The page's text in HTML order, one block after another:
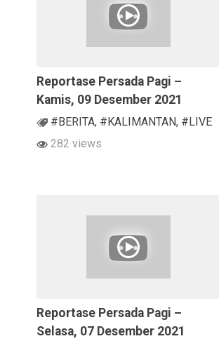
Reportase Persada Pagi –
Kamis, 09 Desember 2021
#BERITA, #KALIMANTAN, #LIVE
282 views
Reportase Persada Pagi –
Selasa, 07 Desember 2021